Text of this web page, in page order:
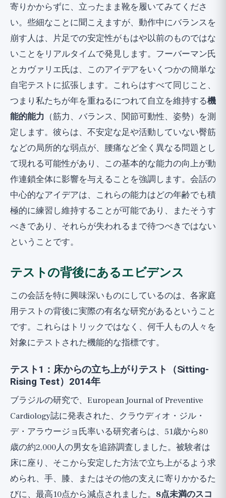
寄りかからずに、立ったまま靴を履いてみてくださ
い。些細なことに聞こえますが、動作中にバランスを
崩す人は、片足での安定性がもはや以前のものではな
いことをリアルタイムで発見します。フーバーマン氏
とカヴァリエ氏は、このアイデアをいくつかの簡単な
自宅テストに拡張します。これらはすべて同じこと、
つまり私たちが年を重ねるにつれて自立を維持する機
能的能力 （筋力、バランス、関節可動性、姿勢）を測
定します。彼らは、不安定な足や活動していない臀筋
などの局所的な弱点が、腰痛など全く異なる問題とし
て現れる可能性があり、この基本的な能力の向上が動
作連鎖全体に影響を与えることを強調します。会話の
中心的なアイデアは、これらの能力はどの年齢でも積
極的に練習し維持することが可能であり、またそうす
べきであり、それらが失われるまで待つべきではない
ということです。
テストの背後にあるエビデンス
この会話を特に興味深いものにしているのは、各家庭
用テストの背後に実際の有名な研究があるということ
です。これらはトリックではなく、何千人もの人々を
対象にテストされた機能的な指標です。
テスト1：床からの立ち上がりテスト（Sitting-
Rising Test）2014年
ブラジルの研究で、European Journal of Preventive
Cardiology誌に発表された、クラウディオ・ジル・
デ・アラウージョ氏率いる研究者らは、51歳から80
歳の約2,000人の男女を追跡調査しました。被験者は
床に座り、そこから安定した方法で立ち上がるよう求
められ、手、膝、またはその他の支えに寄りかかるた
びに、最高10点から減点されました。 8点未満のスコ